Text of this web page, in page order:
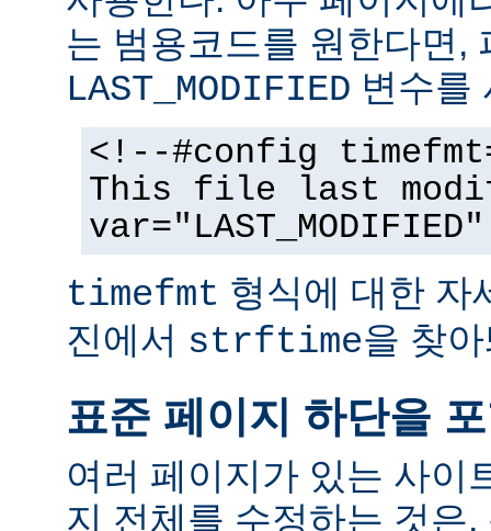
는 범용코드를 원한다면,
LAST_MODIFIED 변수를
<!--#config
This file last
timefmt 형식에 대한 자
진에서 strftime을 찾
표준 페이지 하단을
여러 페이지가 있는 사이
지 전체를 수정하는 것은